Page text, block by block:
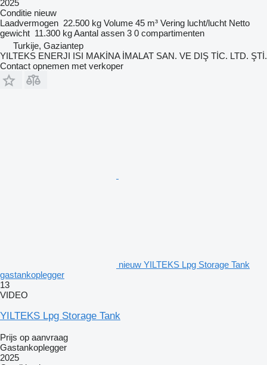
2025
Conditie nieuw
Laadvermogen 22.500 kg Volume 45 m³ Vering lucht/lucht Netto
gewicht 11.300 kgAantal assen 3 0 compartimenten
Turkije, Gaziantep
YILTEKS ENERJI ISI MAKİNA İMALAT SAN. VE DIŞ TİC. LTD. ŞTİ.
Contact opnemen met verkoper
nieuw YILTEKS Lpg Storage Tank
gastankoplegger
13
VIDEO
YILTEKS Lpg Storage Tank
Prijs op aanvraag
Gastankoplegger
2025